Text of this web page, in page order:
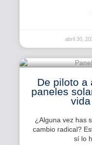
abril 30,
De piloto a
paneles
¿Alguna vez has
cambio radical?
sí lo